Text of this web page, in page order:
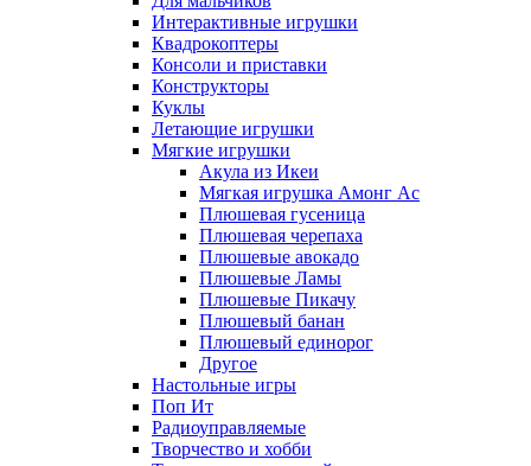
Интерактивные игрушки
Квадрокоптеры
Консоли и приставки
Конструкторы
Куклы
Летающие игрушки
Мягкие игрушки
Акула из Икеи
Мягкая игрушка Амонг Ас
Плюшевая гусеница
Плюшевая черепаха
Плюшевые авокадо
Плюшевые Ламы
Плюшевые Пикачу
Плюшевый банан
Плюшевый единорог
Другое
Настольные игры
Поп Ит
Радиоуправляемые
Творчество и хобби